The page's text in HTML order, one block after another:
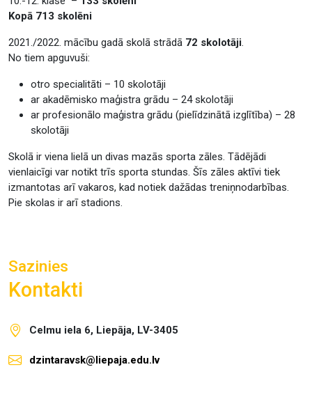
Kopā 713 skolēni
2021./2022. mācību gadā skolā strādā 72 skolotāji.
No tiem apguvuši:
otro specialitāti – 10 skolotāji
ar akadēmisko maģistra grādu – 24 skolotāji
ar profesionālo maģistra grādu (pielīdzinātā izglītība) – 28
skolotāji
Skolā ir viena lielā un divas mazās sporta zāles. Tādējādi
vienlaicīgi var notikt trīs sporta stundas. Šīs zāles aktīvi tiek
izmantotas arī vakaros, kad notiek dažādas treniņnodarbības.
Pie skolas ir arī stadions.
Sazinies
Kontakti
Celmu iela 6, Liepāja, LV-3405
dzintaravsk@liepaja.edu.lv